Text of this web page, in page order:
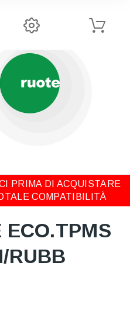
PRIMA DI ACQUISTARE
COMPATIBILITÀ
ECO.TPMS
RUBB